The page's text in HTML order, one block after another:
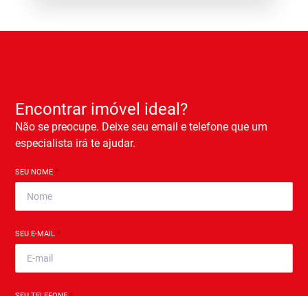
Encontrar imóvel ideal?
Não se preocupe. Deixe seu email e telefone que um
especialista irá te ajudar.
SEU NOME*
SEU E-MAIL*